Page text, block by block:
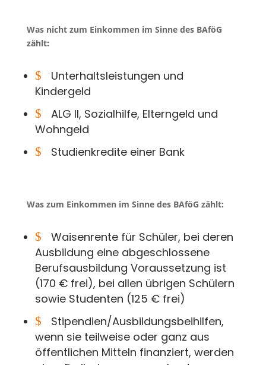
Was nicht zum Einkommen im Sinne des BAföG
zählt:
$
Unterhaltsleistungen und
Kindergeld
$
ALG II, Sozialhilfe, Elterngeld und
Wohngeld
$ Studienkredite einer Bank
Was zum Einkommen im Sinne des BAföG zählt:
$
Waisenrente für Schüler, bei deren
Ausbildung eine abgeschlossene
Berufsausbildung Voraussetzung ist
(170 € frei), bei allen übrigen Schülern
sowie Studenten (125 € frei)
$
Stipendien/Ausbildungsbeihilfen,
wenn sie teilweise oder ganz aus
öffentlichen Mitteln finanziert, werden